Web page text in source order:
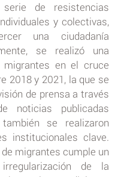
de resistencias
y colectivas,
una ciudadanía
se realizó una
en el cruce
2018 y 2021, la que se
de prensa a través
noticias publicadas
se realizaron
institucionales clave.
migrantes cumple un
de la